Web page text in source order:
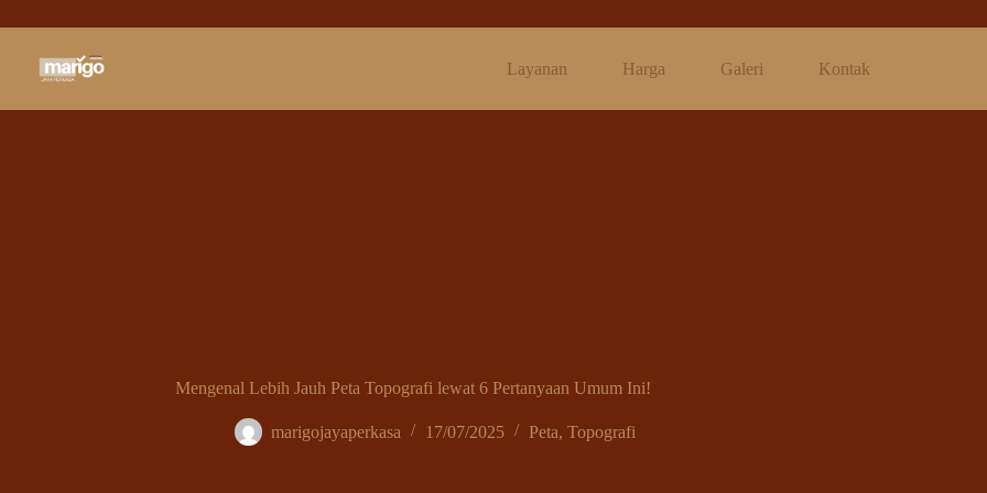
to
Layanan
Harga Galeri Kontak
Mengenal Lebih Jauh Peta Topografi lewat 6 Pertanyaan Umum Ini!
marigojayaperkasa 17/07/2025 Peta, Topografi